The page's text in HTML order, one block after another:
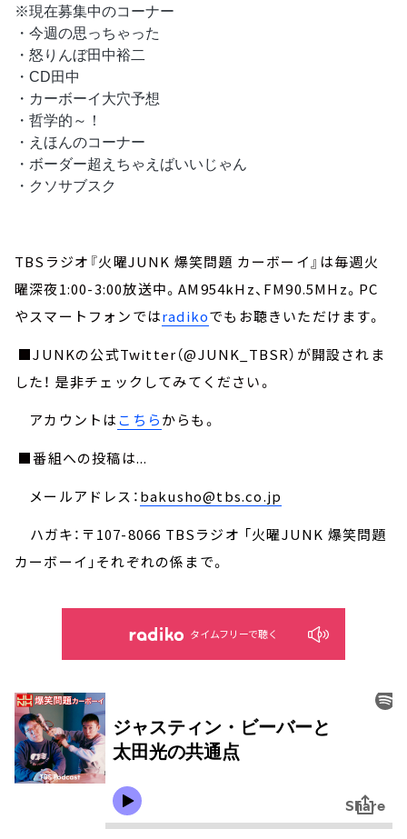
※現在募集中のコーナー
・今週の思っちゃった
・怒りんぼ田中裕二
・CD田中
・カーボーイ大穴予想
・哲学的～！
・えほんのコーナー
・ボーダー超えちゃえばいいじゃん
・クソサブスク
TBSラジオ『火曜JUNK 爆笑問題 カーボーイ』は毎週火
曜深夜1:00-3:00放送中。AM954kHz、FM90.5MHz。PC
やスマートフォンではradikoでもお聴きいただけます。
■JUNKの公式Twitter（@JUNK_TBSR）が開設されま
した！ 是非チェックしてみてください。
アカウントはこちらからも。
■番組への投稿は...
メールアドレス：bakusho@tbs.co.jp
ハガキ：〒107-8066 TBSラジオ 「火曜JUNK 爆笑問題
カーボーイ」それぞれの係まで。
タイムフリーで聴く